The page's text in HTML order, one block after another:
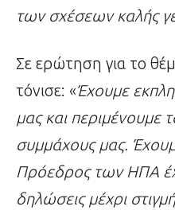
των σχέσεων καλής
Σε ερώτηση για το
τόνισε: «Έχουμε
μας και περιμένουμε
συμμάχους μας.
Πρόεδρος των ΗΠΑ
δηλώσεις μέχρι